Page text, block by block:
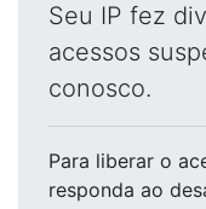
Seu IP fez
acessos
conosco.
Para liberar o
responda ao